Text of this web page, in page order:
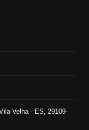
Velha - ES, 29109-